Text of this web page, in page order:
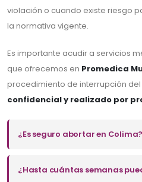
violación o cuando existe riesgo
la normativa vigente.
Es importante acudir a servicios
que ofrecemos en Promedica
procedimiento de interrupción
confidencial y realizado por
¿Es seguro abortar en Colima?
¿Hasta cuántas semanas